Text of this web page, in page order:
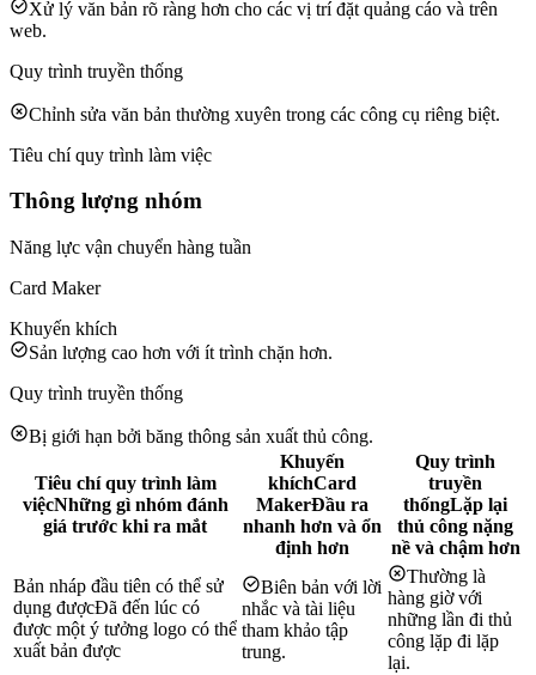
Xử lý văn bản rõ ràng hơn cho các vị trí đặt quảng cáo và trên
web.
Quy trình truyền thống
Chỉnh sửa văn bản thường xuyên trong các công cụ riêng biệt.
Tiêu chí quy trình làm việc
Thông lượng nhóm
Năng lực vận chuyển hàng tuần
Card Maker
Khuyến khích
Sản lượng cao hơn với ít trình chặn hơn.
Quy trình truyền thống
Bị giới hạn bởi băng thông sản xuất thủ công.
Tiêu chí quy trình làm
việcNhững gì nhóm đánh
giá trước khi ra mắt
Khuyến
khíchCard
MakerĐầu ra
nhanh hơn và ổn
định hơn
Quy trình
truyền
thốngLặp lại
thủ công nặng
nề và chậm hơn
Bản nháp đầu tiên có thể sử
dụng đượcĐã đến lúc có
được một ý tưởng logo có thể
xuất bản được
Biên bản với lời
nhắc và tài liệu
tham khảo tập
trung.
Thường là
hàng giờ với
những lần đi thủ
công lặp đi lặp
lại.